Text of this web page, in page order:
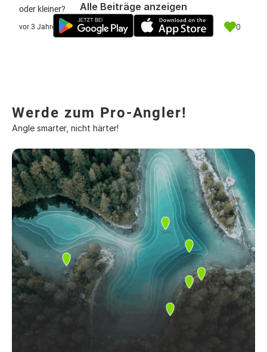
oder kleiner?
vor 3 Jahre 0
Alle Beiträge anzeigen
Werde zum Pro-Angler!
Angle smarter, nicht härter!